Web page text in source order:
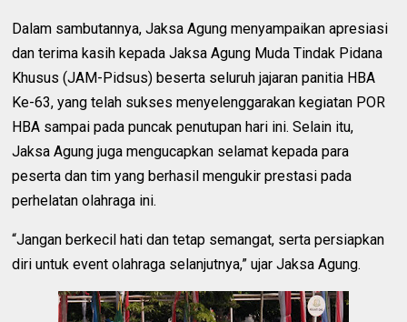
Dalam sambutannya, Jaksa Agung menyampaikan apresiasi
dan terima kasih kepada Jaksa Agung Muda Tindak Pidana
Khusus (JAM-Pidsus) beserta seluruh jajaran panitia HBA
Ke-63, yang telah sukses menyelenggarakan kegiatan POR
HBA sampai pada puncak penutupan hari ini. Selain itu,
Jaksa Agung juga mengucapkan selamat kepada para
peserta dan tim yang berhasil mengukir prestasi pada
perhelatan olahraga ini.
“Jangan berkecil hati dan tetap semangat, serta persiapkan
diri untuk event olahraga selanjutnya,” ujar Jaksa Agung.